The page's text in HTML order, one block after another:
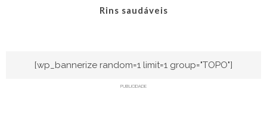
Rins saudáveis
[wp_bannerize random=1 limit=1 group="TOPO"]
PUBLICIDADE